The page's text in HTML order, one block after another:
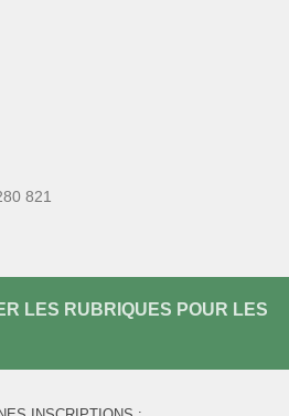
821
LES RUBRIQUES POUR LES